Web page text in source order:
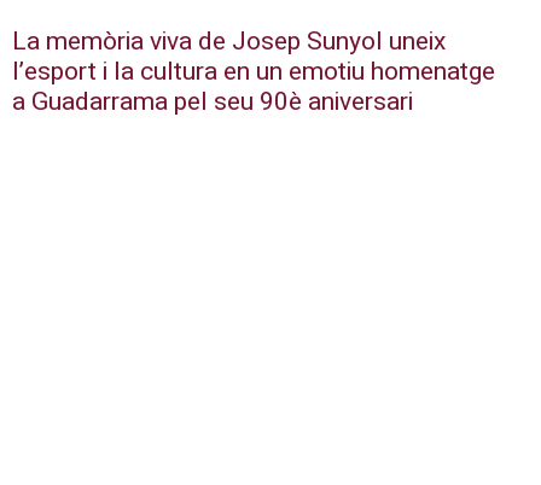
La memòria viva de Josep Sunyol uneix
l’esport i la cultura en un emotiu homenatge
a Guadarrama pel seu 90è aniversari